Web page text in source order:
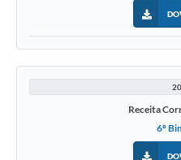
Receita
6º